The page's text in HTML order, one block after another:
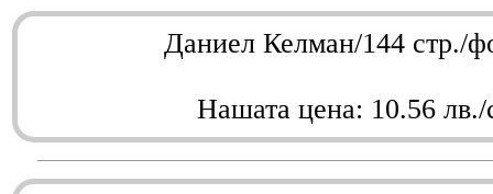
Даниел Келман/144 стр./
Нашата цена: 10.56 лв./